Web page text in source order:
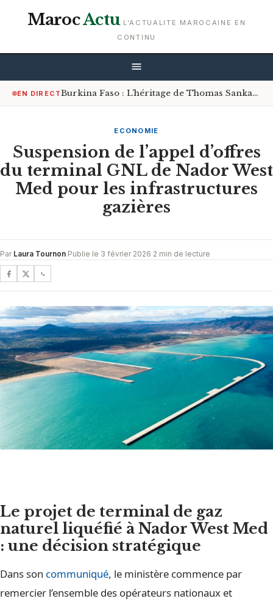
MarocActu L'ACTUALITE MAROCAINE EN
CONTINU
EN DIRECT Burkina Faso : L’héritage de Thomas Sankara, une source d’inspiration pour la jeunesse
ECONOMIE
Suspension de l’appel d’offres
du terminal GNL de Nador West
Med pour les infrastructures
gazières
Par Laura Tournon·Publie le 3 février 2026·2 min de lecture
Le projet de terminal de gaz
naturel liquéfié à Nador West Med
: une décision stratégique
Dans son communiqué, le ministère commence par
remercier l’ensemble des opérateurs nationaux et